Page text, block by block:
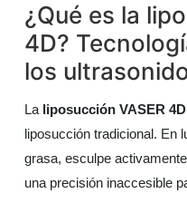
¿Qué es la
4D?
los
La liposucción VASER 4D
liposucción tradicional. En
grasa, esculpe
una precisión inaccesible